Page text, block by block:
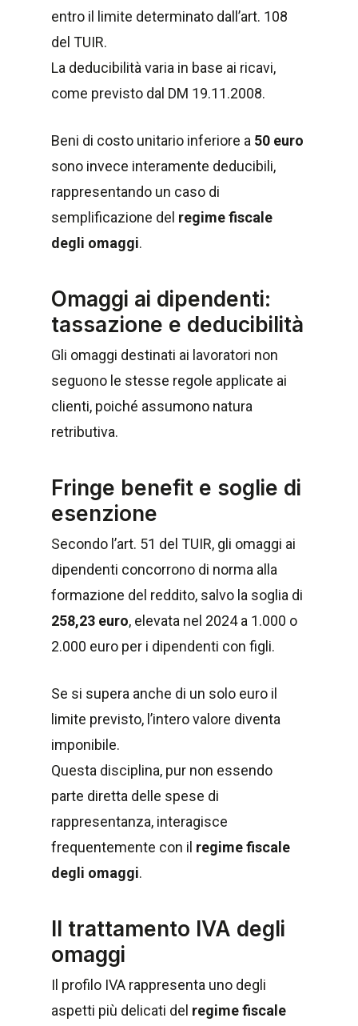
entro il limite determinato dall’art. 108
del TUIR.
La deducibilità varia in base ai ricavi,
come previsto dal DM 19.11.2008.
Beni di costo unitario inferiore a 50 euro
sono invece interamente deducibili,
rappresentando un caso di
semplificazione del regime fiscale
degli omaggi.
Omaggi ai dipendenti:
tassazione e deducibilità
Gli omaggi destinati ai lavoratori non
seguono le stesse regole applicate ai
clienti, poiché assumono natura
retributiva.
Fringe benefit e soglie di
esenzione
Secondo l’art. 51 del TUIR, gli omaggi ai
dipendenti concorrono di norma alla
formazione del reddito, salvo la soglia di
258,23 euro, elevata nel 2024 a 1.000 o
2.000 euro per i dipendenti con figli.
Se si supera anche di un solo euro il
limite previsto, l’intero valore diventa
imponibile.
Questa disciplina, pur non essendo
parte diretta delle spese di
rappresentanza, interagisce
frequentemente con il regime fiscale
degli omaggi.
Il trattamento IVA degli
omaggi
Il profilo IVA rappresenta uno degli
aspetti più delicati del regime fiscale